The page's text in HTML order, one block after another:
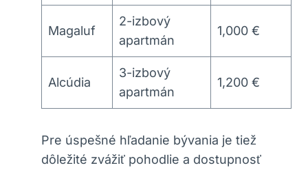
Magaluf
2-izbový
apartmán
1,000 €
Alcúdia
3-izbový
apartmán
1,200 €
Pre úspešné hľadanie bývania je tiež
dôležité zvážiť pohodlie a dostupnosť